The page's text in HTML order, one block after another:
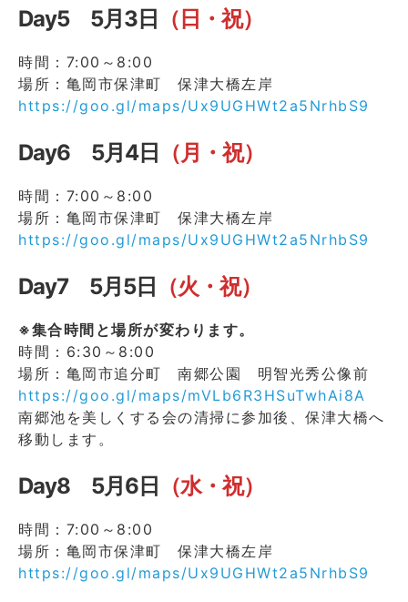
Day5 5月3日 （日・祝）
時間：7:00～8:00
場所：亀岡市保津町 保津大橋左岸
https://goo.gl/maps/Ux9UGHWt2a5NrhbS9
Day6 5月4日 （月・祝）
時間：7:00～8:00
場所：亀岡市保津町 保津大橋左岸
https://goo.gl/maps/Ux9UGHWt2a5NrhbS9
Day7 5月5日 （火・祝）
※集合時間と場所が変わります。
時間：6:30～8:00
場所：亀岡市追分町 南郷公園 明智光秀公像前
https://goo.gl/maps/mVLb6R3HSuTwhAi8A
南郷池を美しくする会の清掃に参加後、保津大橋へ
移動します。
Day8 5月6日 （水・祝）
時間：7:00～8:00
場所：亀岡市保津町 保津大橋左岸
https://goo.gl/maps/Ux9UGHWt2a5NrhbS9